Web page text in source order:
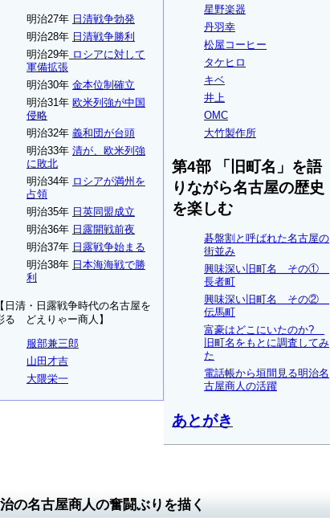
明治27年 日清戦争勃発
明治28年 日清戦争勝利
明治29年 ロシアに対して
軍備拡張
明治30年 金本位制確立
明治31年 欧米列強が中国
侵略
明治32年 義和団が台頭
明治33年 清が、欧米列強
に敗北
明治34年 ロシアが満州を
占領
明治35年 日英同盟成立
明治36年 日露開戦前夜
明治37年 日露戦争始まる
明治38年 日本海海戦で勝
利
【日清・日露戦争時代の名古屋を
る どえりゃー商人】
服部兼三郎
山田才吉
大隈栄一
星野楽器
丹羽幸
松屋コーヒー
タケヒロ
キベ
井上
OMC
大竹製作所
第4部 「旧町名」を語
りながら名古屋の歴史
を楽しむ
碁盤割と呼ばれた名古屋の
街並み
興味深い旧町名 その①
長者町
興味深い旧町名 その②
伝馬町
富豪はどこにいたのか?
旧町名をもとに調査してみ
た
電話帳から垣間見る明治名
古屋商人の活躍
あとがき
の名古屋商人の奮闘ぶりを描く